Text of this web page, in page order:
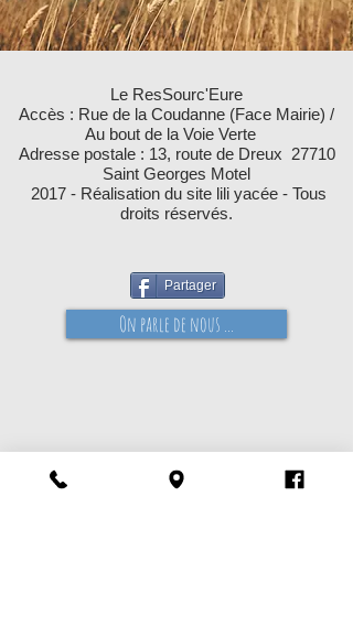
Le ResSourc'Eure
Accès : Rue de la Coudanne (Face Mairie) /
Au bout de la Voie Verte
Adresse postale : 13, route de Dreux 27710
Saint Georges Motel
2017 - Réalisation du site lili yacée - Tous
droits réservés.
Partager
On parle de nous ...